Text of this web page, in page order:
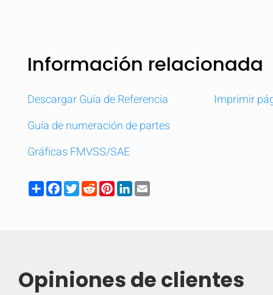
Información relacionada
Descargar Guía de Referencia
Guía de numeración de partes
Gráficas FMVSS/SAE
Imprimir
ShareFacebook
TwitterRedditPinterestLinkedIn
Opiniones de clientes